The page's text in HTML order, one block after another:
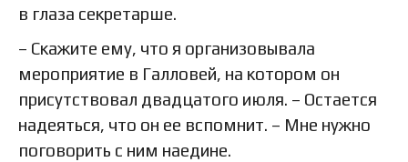
в глаза секретарше.
– Скажите ему, что я организовывала
мероприятие в Галловей, на котором он
присутствовал двадцатого июля. – Остается
надеяться, что он ее вспомнит. – Мне нужно
поговорить с ним наедине.